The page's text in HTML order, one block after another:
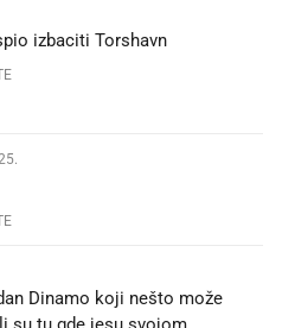
izbaciti Torshavn
Dinamo koji nešto može